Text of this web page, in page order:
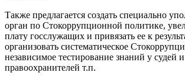
Также предлагается создать специально
орган по Стокоррупционной политике,
плату госслужащих и привязать ее к
организовать систематическое
независимое тестирование знаний у судей и
правоохранителей т.п.